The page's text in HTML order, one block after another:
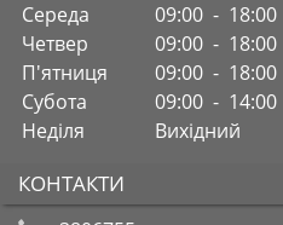
Середа
09:00 - 18:00
Четвер
09:00 - 18:00
П'ятниця
09:00 - 18:00
Субота
09:00 - 14:00
Неділя
Вихідний
КОНТАКТИ